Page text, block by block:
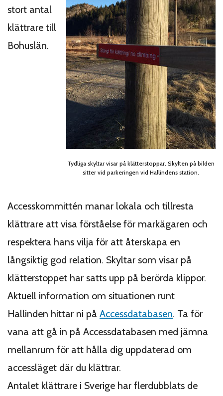
Tydliga skyltar visar på klätterstoppar. Skylten på bilden
sitter vid parkeringen vid Hallindens station.
stort antal
klättrare till
Bohuslän.
Accesskommittén manar lokala och tillresta
klättrare att visa förståelse för markägaren och
respektera hans vilja för att återskapa en
långsiktig god relation. Skyltar som visar på
klätterstoppet har satts upp på berörda klippor.
Aktuell information om situationen runt
Hallinden hittar ni på Accessdatabasen. Ta för
vana att gå in på Accessdatabasen med jämna
mellanrum för att hålla dig uppdaterad om
accessläget där du klättrar.
Antalet klättrare i Sverige har flerdubblats de